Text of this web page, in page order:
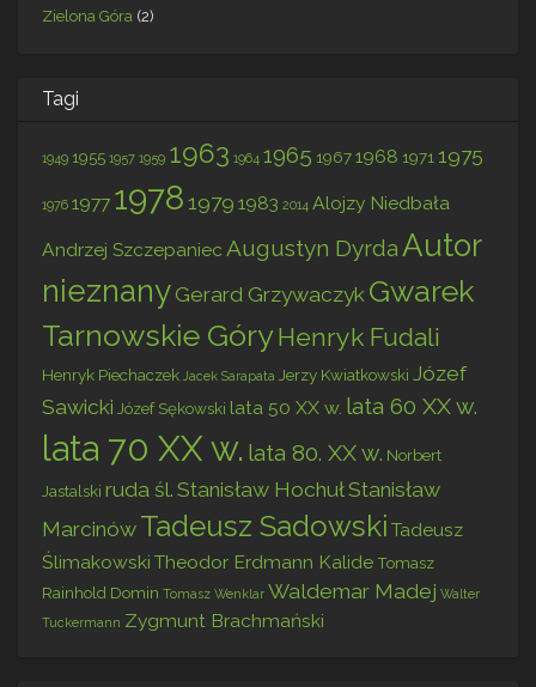
Zielona Góra (2)
Tagi
1949 1955 1957 1959 1963 1964 1965 19671968 1971 1975
1976 1977 1978 1979 1983 2014 Alojzy Niedbała
Andrzej Szczepaniec Augustyn Dyrda Autor
nieznany Gerard Grzywaczyk Gwarek
Tarnowskie GóryHenryk Fudali
Henryk Piechaczek Jacek Sarapata Jerzy Kwiatkowski Józef
Sawicki Józef Sękowski lata 50 XX w. lata 60 XX w.
lata 70 XX w. lata 80. XX w. Norbert
Jastalski ruda śl. Stanisław HochułStanisław
Marcinów Tadeusz Sadowski Tadeusz
Ślimakowski Theodor Erdmann KalideTomasz
Rainhold Domin Tomasz Wenklar Waldemar Madej Walter
Tuckermann Zygmunt Brachmański